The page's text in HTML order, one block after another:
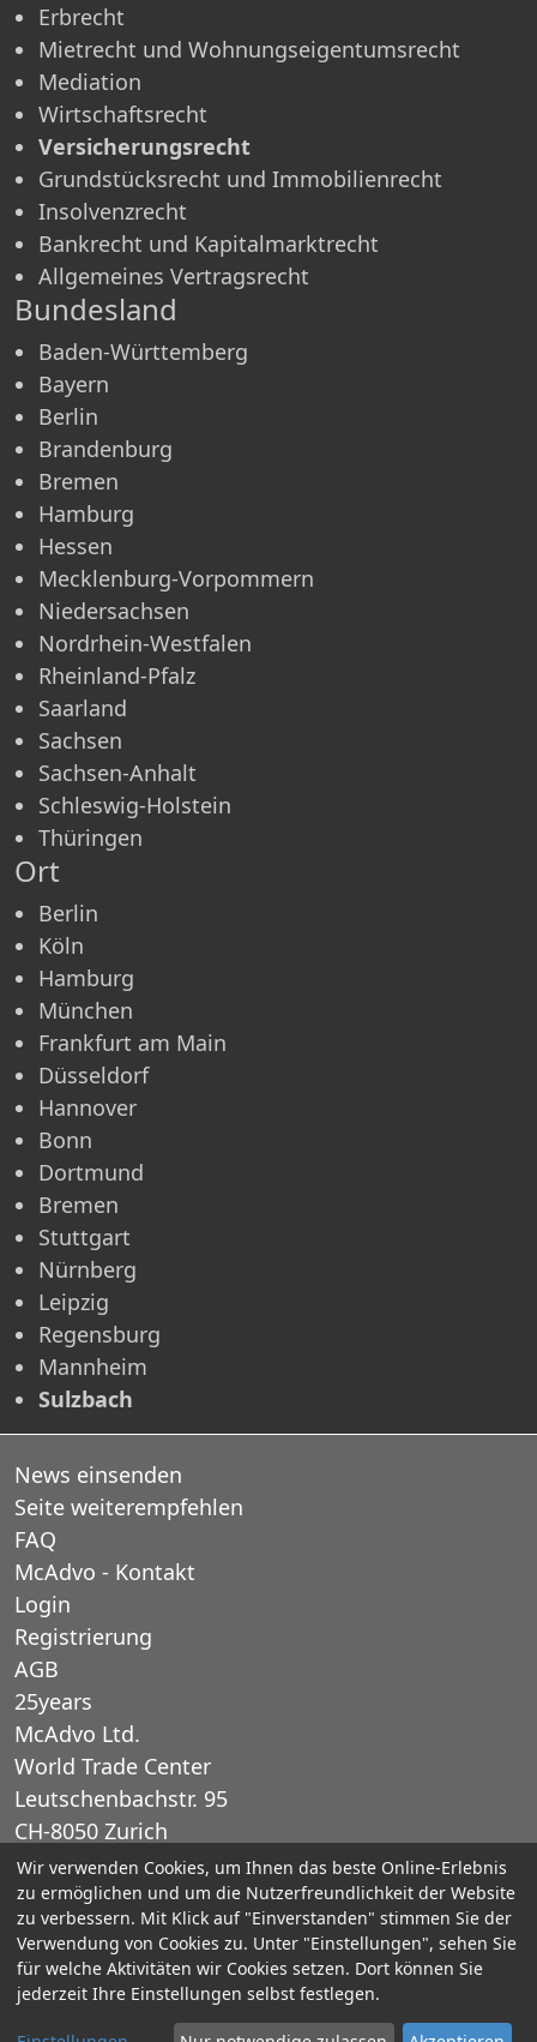
Erbrecht
Mietrecht und Wohnungseigentumsrecht
Mediation
Wirtschaftsrecht
Versicherungsrecht
Grundstücksrecht und Immobilienrecht
Insolvenzrecht
Bankrecht und Kapitalmarktrecht
Allgemeines Vertragsrecht
Bundesland
Baden-Württemberg
Bayern
Berlin
Brandenburg
Bremen
Hamburg
Hessen
Mecklenburg-Vorpommern
Niedersachsen
Nordrhein-Westfalen
Rheinland-Pfalz
Saarland
Sachsen
Sachsen-Anhalt
Schleswig-Holstein
Thüringen
Ort
Berlin
Köln
Hamburg
München
Frankfurt am Main
Düsseldorf
Hannover
Bonn
Dortmund
Bremen
Stuttgart
Nürnberg
Leipzig
Regensburg
Mannheim
Sulzbach
News einsenden
Seite weiterempfehlen
FAQ
McAdvo - Kontakt
Login
Registrierung
AGB
25years
McAdvo Ltd.
World Trade Center
Leutschenbachstr. 95
CH-8050 Zurich
Schweiz
E-Mail: office@mcadvo.com
© 2005-2025 McAdvo Ltd.
Datenschutz
Barrierefreiheit
Wir verwenden Cookies, um Ihnen das beste Online-Erlebnis
zu ermöglichen und um die Nutzerfreundlichkeit der Website
zu verbessern. Mit Klick auf "Einverstanden" stimmen Sie der
Verwendung von Cookies zu. Unter "Einstellungen", sehen Sie
für welche Aktivitäten wir Cookies setzen. Dort können Sie
jederzeit Ihre Einstellungen selbst festlegen.